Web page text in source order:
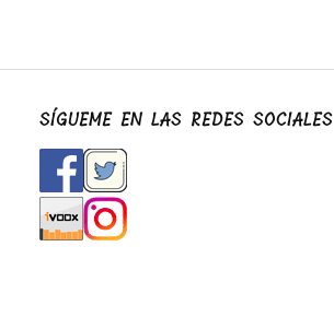
SÍGUEME EN LAS REDES SOCIALES